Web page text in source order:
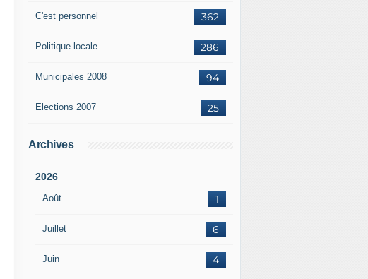
362
C'est personnel
286
Politique locale
94
Municipales 2008
25
Elections 2007
Archives
2026
Août 1
Juillet 6
Juin 4